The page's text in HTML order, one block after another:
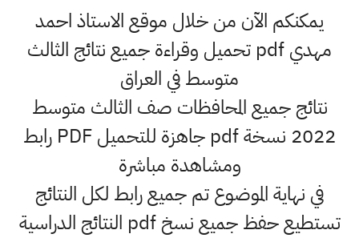
يمكنكم الآن من خلال موقع الاستاذ احمد
مهدي pdf تحميل وقراءة جميع نتائج الثالث
متوسط في العراق
نتائج جميع المحافظات صف الثالث متوسط
2022 نسخة pdf جاهزة للتحميل PDF رابط
ومشاهدة مباشرة
في نهاية الموضوع تم جميع رابط لكل النتائج
تستطيع حفظ جميع نسخ pdf النتائج الدراسية